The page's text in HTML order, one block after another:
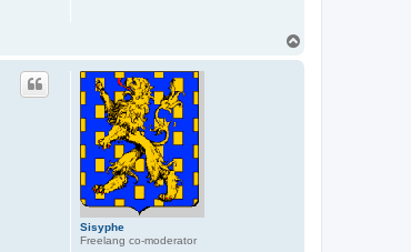
Sisyphe
Freelang co-moderator